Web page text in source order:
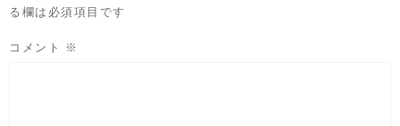
る欄は必須項目です
コメント ※